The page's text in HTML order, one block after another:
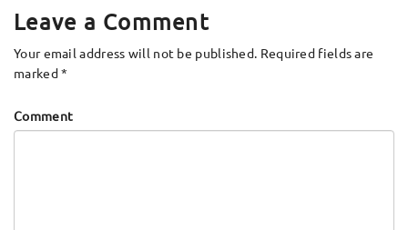
Leave a Comment
Your email address will not be published. Required fields are
marked*
Comment